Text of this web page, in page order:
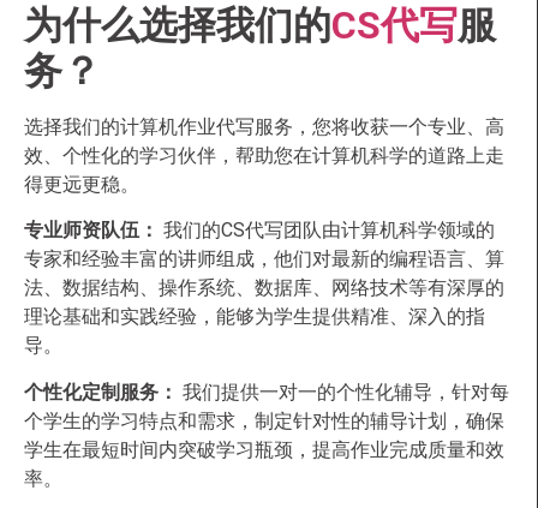
为什么选择我们的CS代写服
务？
选择我们的计算机作业代写服务，您将收获一个专业、高
效、个性化的学习伙伴，帮助您在计算机科学的道路上走
得更远更稳。
专业师资队伍： 我们的CS代写团队由计算机科学领域的
专家和经验丰富的讲师组成，他们对最新的编程语言、算
法、数据结构、操作系统、数据库、网络技术等有深厚的
理论基础和实践经验，能够为学生提供精准、深入的指
导。
个性化定制服务： 我们提供一对一的个性化辅导，针对每
个学生的学习特点和需求，制定针对性的辅导计划，确保
学生在最短时间内突破学习瓶颈，提高作业完成质量和效
率。